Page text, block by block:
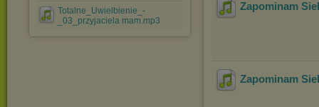
Totalne_Uwielbienie_-
_03_przyjaciela mam.mp3
Zapominam
Zapominam